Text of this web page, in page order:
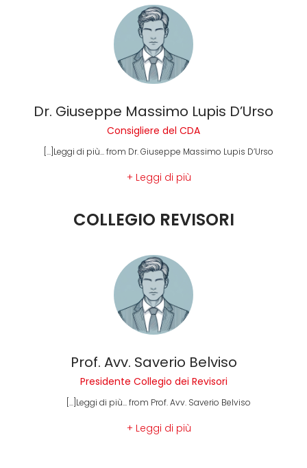
Dr. Giuseppe Massimo Lupis D’Urso
Consigliere del CDA
[...]Leggi di più... from Dr. Giuseppe Massimo Lupis D’Urso
+ Leggi di più
COLLEGIO REVISORI
Prof. Avv. Saverio Belviso
Presidente Collegio dei Revisori
[...]Leggi di più... from Prof. Avv. Saverio Belviso
+ Leggi di più